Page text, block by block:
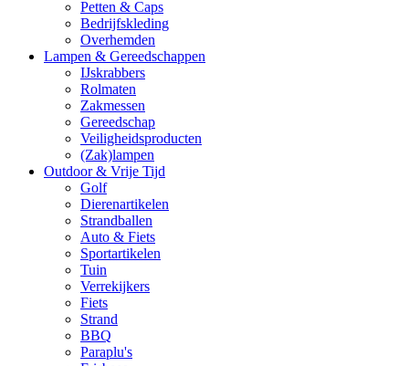
Petten & Caps
Bedrijfskleding
Overhemden
Lampen & Gereedschappen
IJskrabbers
Rolmaten
Zakmessen
Gereedschap
Veiligheidsproducten
(Zak)lampen
Outdoor & Vrije Tijd
Golf
Dierenartikelen
Strandballen
Auto & Fiets
Sportartikelen
Tuin
Verrekijkers
Fiets
Strand
BBQ
Paraplu's